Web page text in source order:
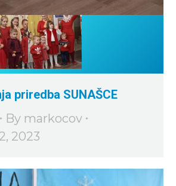
priredba SUNAŠCE
By markocov
2023